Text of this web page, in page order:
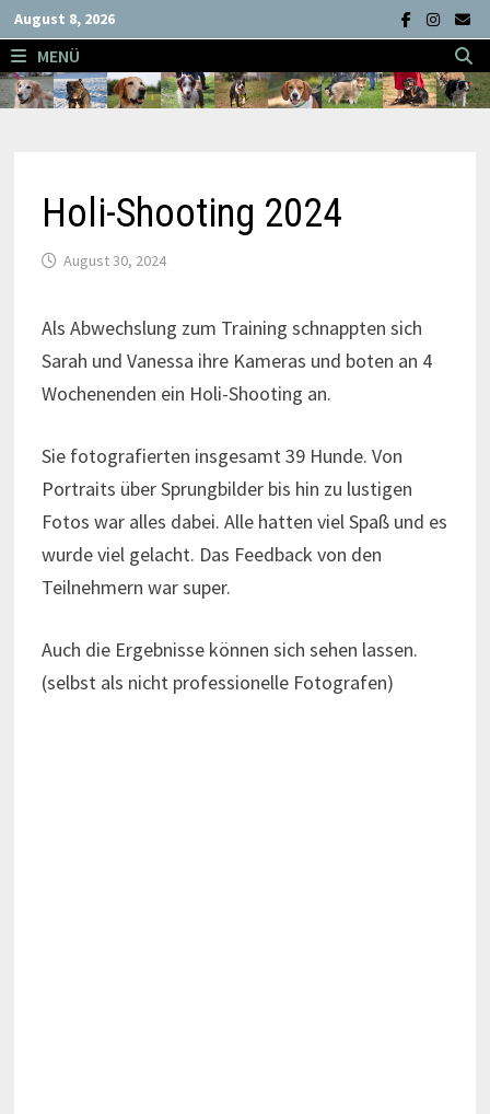
Zum
Inhalt
springen
August 8, 2026
MENÜ
Holi-Shooting 2024
August 30, 2024
Als Abwechslung zum Training schnappten sich
Sarah und Vanessa ihre Kameras und boten an 4
Wochenenden ein Holi-Shooting an.
Sie fotografierten insgesamt 39 Hunde. Von
Portraits über Sprungbilder bis hin zu lustigen
Fotos war alles dabei. Alle hatten viel Spaß und es
wurde viel gelacht. Das Feedback von den
Teilnehmern war super.
Auch die Ergebnisse können sich sehen lassen.
(selbst als nicht professionelle Fotografen)